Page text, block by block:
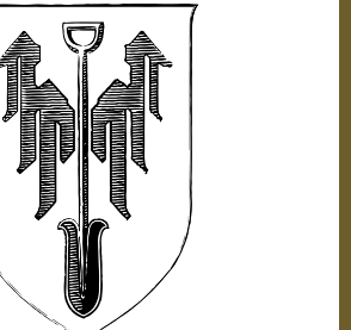
NEBE s.r.o.
Dr. Stejskala 438/12
České Budějovice
370 01
Česká republika
lanna.club